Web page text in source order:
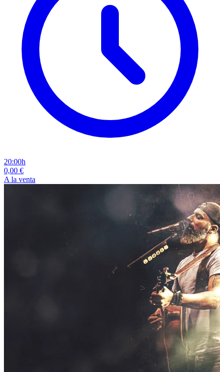
20:00h
0,00 €
A la venta